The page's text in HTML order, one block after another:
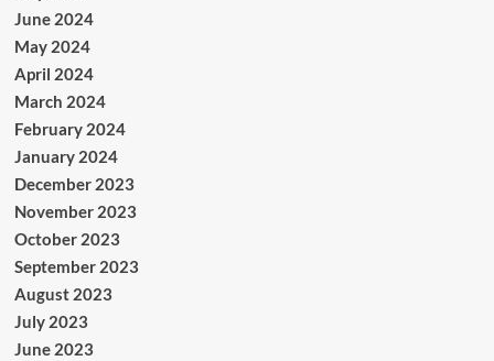
June 2024
May 2024
April 2024
March 2024
February 2024
January 2024
December 2023
November 2023
October 2023
September 2023
August 2023
July 2023
June 2023